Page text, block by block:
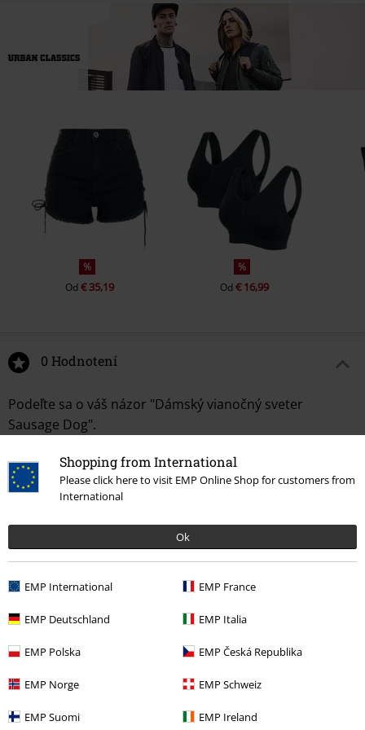
Shopping from International
Please click here to visit EMP Online Shop for customers from
International
Ok
EMP International EMP France
EMP Deutschland EMP Italia
EMP Polska EMP Česká Republika
EMP Norge EMP Schweiz
EMP Suomi EMP Ireland
%
Od € 35,19
%
Od € 16,99
0 Hodnotení
Podeľte sa o váš názor "Dámský vianočný sveter
Sausage Dog".
Napísať hodnotenie